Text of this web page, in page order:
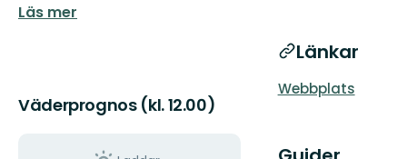
Läs mer
Väderprognos (kl. 12.00)
Länkar
Webbplats